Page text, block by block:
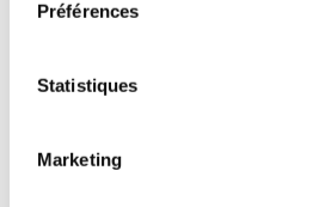
Préférences
Statistiques
Marketing